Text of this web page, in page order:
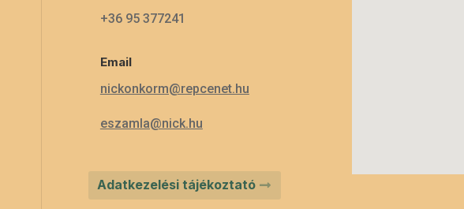
+36 95 377241
Email
nickonkorm@repcenet.hu
eszamla@nick.hu
Adatkezelési tájékoztató